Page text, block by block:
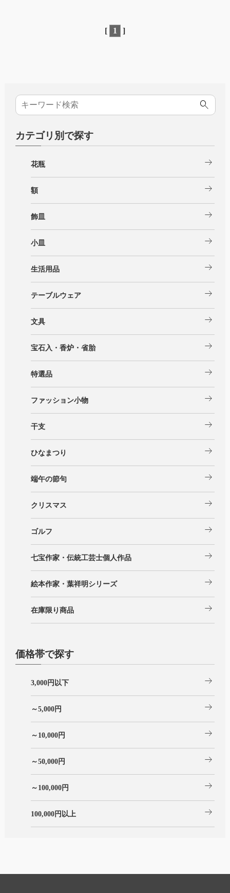
[ 1 ]
カテゴリ別で探す
花瓶 arrow_right_alt
額 arrow_right_alt
飾皿 arrow_right_alt
小皿 arrow_right_alt
生活用品 arrow_right_alt
テーブルウェア arrow_right_alt
文具 arrow_right_alt
宝石入・香炉・省胎 arrow_right_alt
特選品 arrow_right_alt
ファッション小物 arrow_right_alt
干支 arrow_right_alt
ひなまつり arrow_right_alt
端午の節句 arrow_right_alt
クリスマス arrow_right_alt
ゴルフ arrow_right_alt
七宝作家・伝統工芸士個人作品 arrow_right_alt
絵本作家・葉祥明シリーズ arrow_right_alt
在庫限り商品 arrow_right_alt
価格帯で探す
3,000円以下 arrow_right_alt
～5,000円 arrow_right_alt
～10,000円 arrow_right_alt
～50,000円 arrow_right_alt
～100,000円 arrow_right_alt
100,000円以上 arrow_right_alt